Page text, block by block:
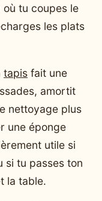
où tu coupes le
les plats
tapis fait une
amortit
nettoyage plus
une éponge
utile si
si tu passes ton
la table.